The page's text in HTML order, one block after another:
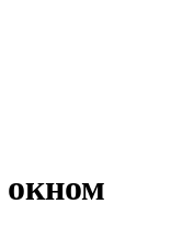
окном